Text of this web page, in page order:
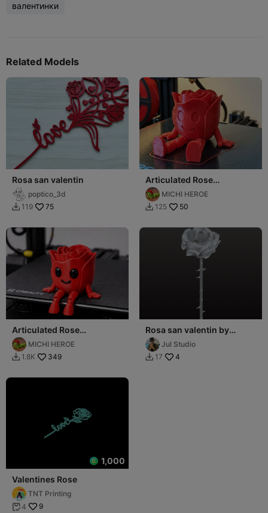
валентинки
Related Models
Rosa san valentin
poptico_3d
 119 75
Articulated Rose
(Valentines Day) - ROSA
FLEXY 2MICHI HEROE
 125 50
Articulated Rose
(Valentines Day) - ROSA
FLEXYMICHI HEROE
 1.8K 349
Rosa san valentin by
julstudioJul Studio
 17 4
1,000
Valentines Rose
TNT Printing
 4 9